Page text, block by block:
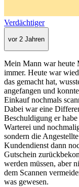
Verdächtiger
vor 2 Jahren
Mein Mann war heute
immer. Heute war
das gemacht hat,
angefangen und
Einkauf nochmals
Dabei war eine
Beschuldigung er
Warterei und
sondern die
Kundendienst dann
Gutschein
werden müssen, aber
dem Scannen
was gewesen.